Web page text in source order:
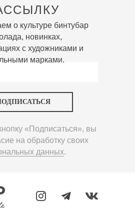
«Подписаться», вы
на обработку своих
данных.
о культуре бинтубар
новинках,
с художниками и
марками.